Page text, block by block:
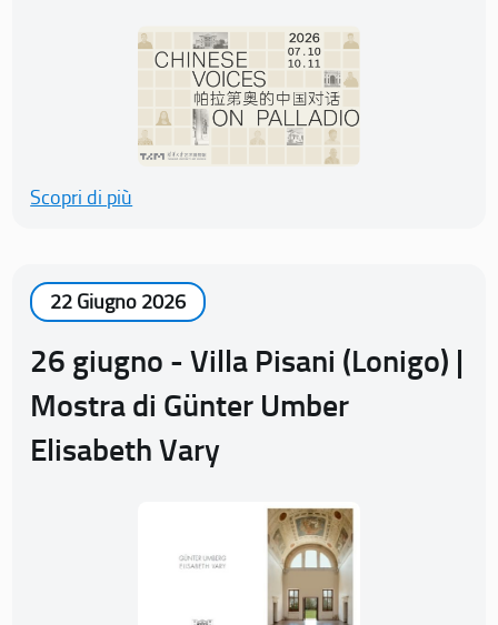
Scopri di più
22 Giugno 2026
26 giugno - Villa Pisani (Lonigo) |
Mostra di Günter Umber
Elisabeth Vary